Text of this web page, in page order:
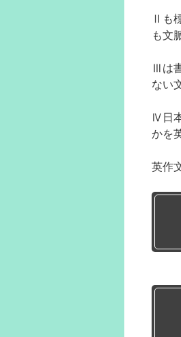
Ⅱも
も文
Ⅲは
ない
Ⅳ日
かを
英作